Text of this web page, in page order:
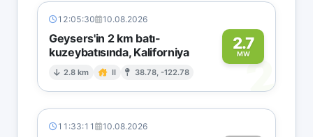
12:05:30 10.08.2026
Geysers'in 2 km batı-
kuzeybatısında, Kaliforniya
2.8 km II 38.78, -122.78
2.7
MW2
11:33:11 10.08.2026